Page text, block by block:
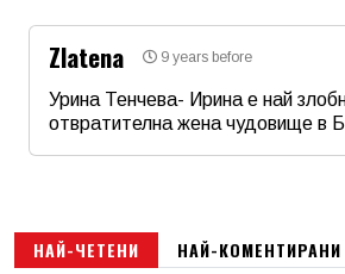
Email
Zlatena 9 years before
Урина Тенчева- Ирина е най
отвратителна жена чудовище в
Email
НАЙ-ЧЕТЕНИ НАЙ-КОМЕНТИРАНИ